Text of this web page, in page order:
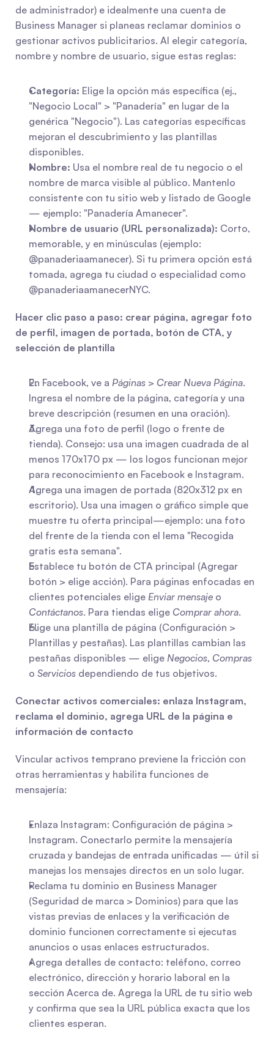
de administrador) e idealmente una cuenta de
Business Manager si planeas reclamar dominios o
gestionar activos publicitarios. Al elegir categoría,
nombre y nombre de usuario, sigue estas reglas:
Categoría: Elige la opción más específica (ej.,
"Negocio Local" > "Panadería" en lugar de la
genérica "Negocio"). Las categorías específicas
mejoran el descubrimiento y las plantillas
disponibles.
Nombre: Usa el nombre real de tu negocio o el
nombre de marca visible al público. Mantenlo
consistente con tu sitio web y listado de Google
— ejemplo: "Panadería Amanecer".
Nombre de usuario (URL personalizada): Corto,
memorable, y en minúsculas (ejemplo:
@panaderiaamanecer). Si tu primera opción está
tomada, agrega tu ciudad o especialidad como
@panaderiaamanecerNYC.
Hacer clic paso a paso: crear página, agregar foto
de perfil, imagen de portada, botón de CTA, y
selección de plantilla
En Facebook, ve a Páginas > Crear Nueva Página.
Ingresa el nombre de la página, categoría y una
breve descripción (resumen en una oración).
Agrega una foto de perfil (logo o frente de
tienda). Consejo: usa una imagen cuadrada de al
menos 170x170 px — los logos funcionan mejor
para reconocimiento en Facebook e Instagram.
Agrega una imagen de portada (820x312 px en
escritorio). Usa una imagen o gráfico simple que
muestre tu oferta principal—ejemplo: una foto
del frente de la tienda con el lema "Recogida
gratis esta semana".
Establece tu botón de CTA principal (Agregar
botón > elige acción). Para páginas enfocadas en
clientes potenciales elige Enviar mensaje
Contáctanos. Para tiendas elige Comprar ahora.
Elige una plantilla de página (Configuración >
Plantillas y pestañas). Las plantillas cambian las
pestañas disponibles — elige Negocios, Compras
o Servicios dependiendo de tus objetivos.
Conectar activos comerciales: enlaza Instagram,
reclama el dominio, agrega URL de la página e
información de contacto
Vincular activos temprano previene la fricción con
otras herramientas y habilita funciones de
mensajería:
Enlaza Instagram: Configuración de página >
Instagram. Conectarlo permite la mensajería
cruzada y bandejas de entrada unificadas — útil si
manejas los mensajes directos en un solo lugar.
Reclama tu dominio en Business Manager
(Seguridad de marca > Dominios) para que las
vistas previas de enlaces y la verificación de
dominio funcionen correctamente si ejecutas
anuncios o usas enlaces estructurados.
Agrega detalles de contacto: teléfono, correo
electrónico, dirección y horario laboral en la
sección Acerca de. Agrega la URL de tu sitio web
y confirma que sea la URL pública exacta que los
clientes esperan.